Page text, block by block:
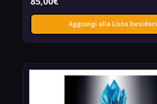
Aggiungi alla Lista Desideri